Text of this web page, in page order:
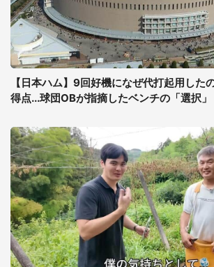
【日本ハム】9回好機になぜ代打起用した
得点...球団OBが指摘したベンチの「選択」